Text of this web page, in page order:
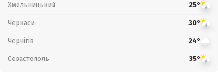
Хмельницький 25°
Черкаси 30°
Чернігів 24°
Севастополь 35°